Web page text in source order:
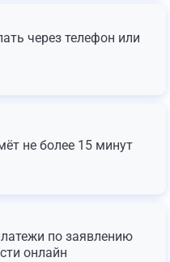
через телефон или
не более 15 минут
по заявлению
онлайн